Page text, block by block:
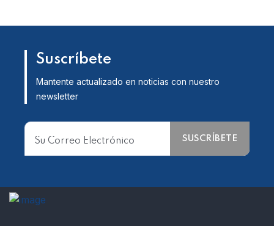
Suscríbete
Mantente actualizado en noticias con nuestro
newsletter